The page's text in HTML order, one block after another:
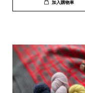
加入購物車